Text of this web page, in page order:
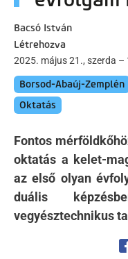
Bacsó István
Létrehozva
2025. május 21., szerda –
Borsod-Abaúj-Zemplén
Oktatás
Fontos
oktatás a kelet-
az első olyan
duális
vegyésztechnikus